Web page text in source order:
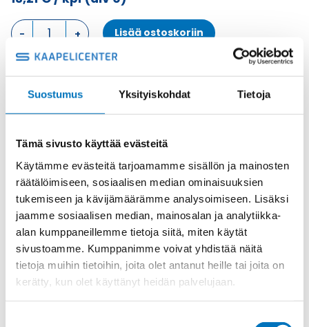
Suostumus Yksityiskohdat Tietoja
Tämä sivusto käyttää evästeitä
Käytämme evästeitä tarjoamamme sisällön ja mainosten
räätälöimiseen, sosiaalisen median ominaisuuksien
tukemiseen ja kävijämäärämme analysoimiseen. Lisäksi
jaamme sosiaalisen median, mainosalan ja analytiikka-
alan kumppaneillemme tietoja siitä, miten käytät
sivustoamme. Kumppanimme voivat yhdistää näitä
tietoja muihin tietoihin, joita olet antanut heille tai joita on
kerätty, kun olet käyttänyt heidän palvelujaan.
KOTELON
YLÄOSA,
4
YLÄOSA
määrä
Lisää ostoskoriin
muovi
Osasto ILME -moninapaliittimet,Kotelon yläosa,Kotelot
Toimitusaika: 1-7 päivää
Toimituskulut 35kg:n asti 25€.
Yli 35kg:n toimituskulut toteutuneiden kulujen mukaan.
Valmistaja
ILME S.p.A
Koko
size "104.27"
Materiaali
muovi
Käyttölämpötila
'-40°C … +90°C